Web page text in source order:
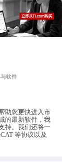
软件
助您更快进入市
的最新软件，我
持。我们还将一
等协议以及